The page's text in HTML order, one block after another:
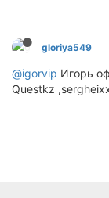
gloriya549
@igorvip Игорь
Questkz